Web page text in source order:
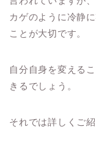
カゲのように冷静
ことが大切です。
自分自身を変える
きるでしょう。
それでは詳しくご